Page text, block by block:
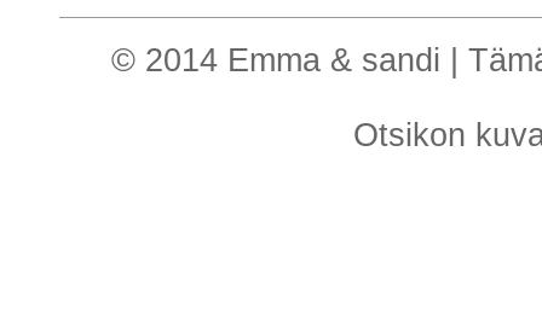
© 2014 Emma & sandi |
Otsikon